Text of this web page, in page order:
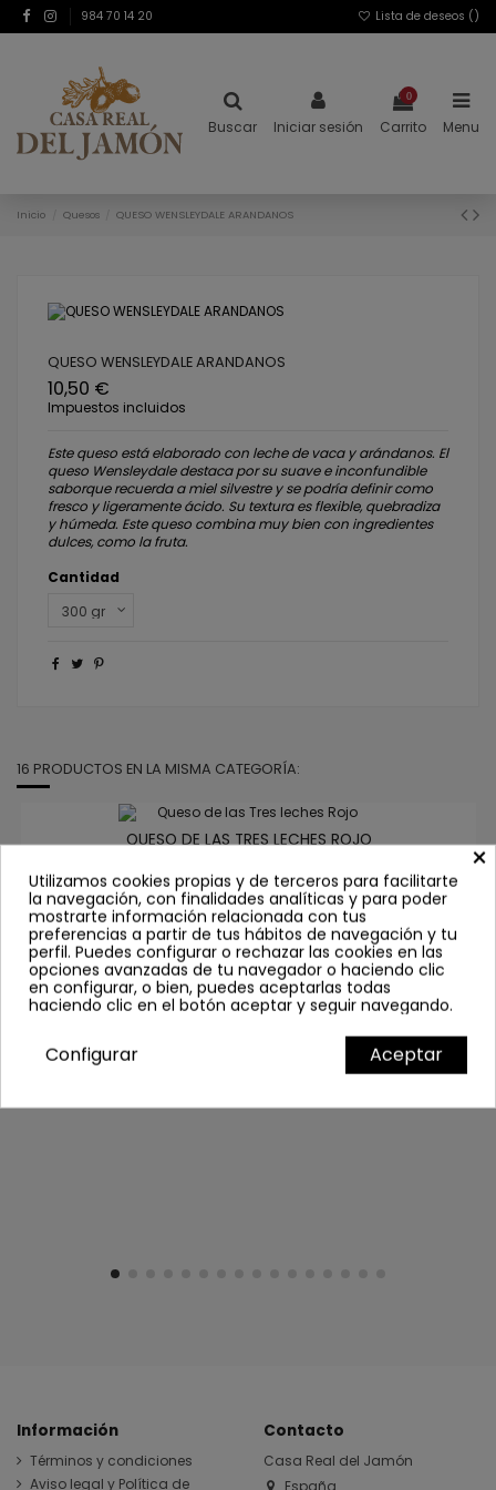
984 70 14 20 Lista de deseos ()
Buscar Iniciar sesión
0
Carrito Menu
Inicio Quesos QUESO WENSLEYDALE ARANDANOS
QUESO WENSLEYDALE ARANDANOS
10,50 €
Impuestos incluidos
Este queso está elaborado con leche de vaca y arándanos. El
queso Wensleydale destaca por su suave e inconfundible
saborque recuerda a miel silvestre y se podría definir como
fresco y ligeramente ácido. Su textura es flexible, quebradiza
y húmeda. Este queso combina muy bien con ingredientes
dulces, como la fruta.
Cantidad
16 PRODUCTOS EN LA MISMA CATEGORÍA:
QUESO DE LAS TRES LECHES ROJO
8,50 €
Comprar
Información
Términos y condiciones
Aviso legal y Política de
Contacto
Casa Real del Jamón
España
×
Utilizamos cookies propias y de terceros para facilitarte
la navegación, con finalidades analíticas y para poder
mostrarte información relacionada con tus
preferencias a partir de tus hábitos de navegación y tu
perfil. Puedes configurar o rechazar las cookies en las
opciones avanzadas de tu navegador o haciendo clic
en configurar, o bien, puedes aceptarlas todas
haciendo clic en el botón aceptar y seguir navegando.
Aceptar
Configurar